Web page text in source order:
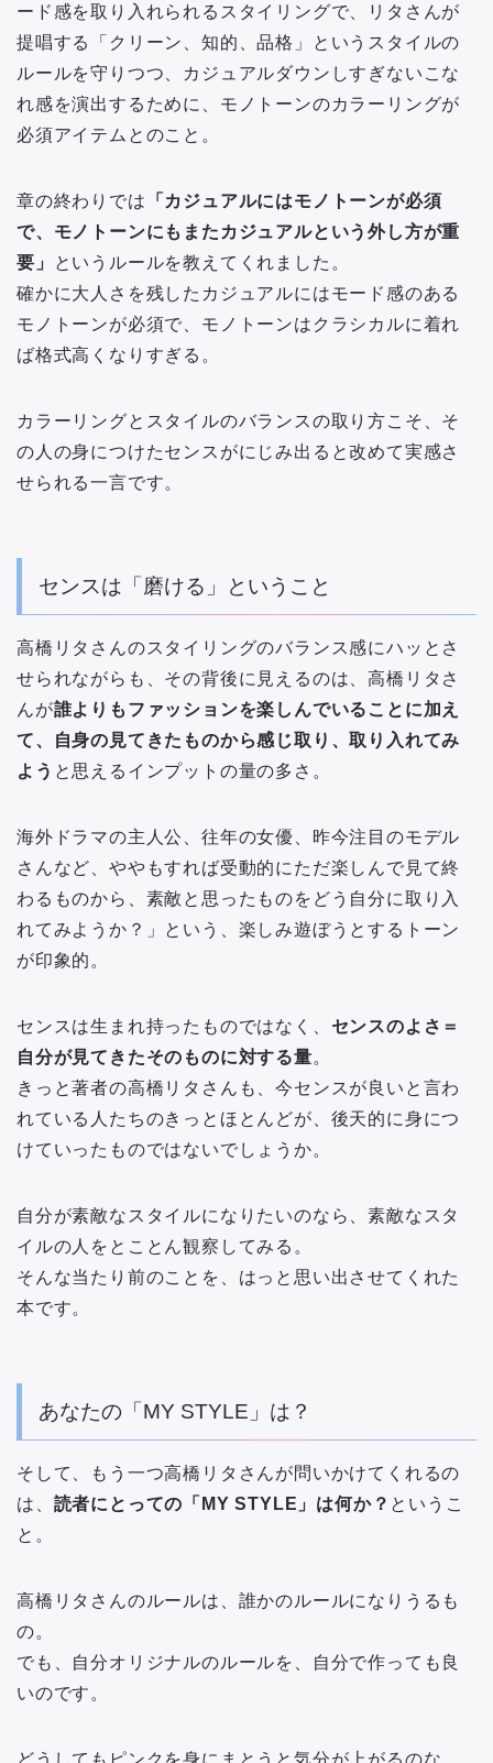
ード感を取り入れられるスタイリングで、リタさんが
提唱する「クリーン、知的、品格」というスタイルの
ルールを守りつつ、カジュアルダウンしすぎないこな
れ感を演出するために、モノトーンのカラーリングが
必須アイテムとのこと。
章の終わりでは 「カジュアルにはモノトーンが必須
で、モノトーンにもまたカジュアルという外し方が重
要」
というルールを教えてくれました。
確かに大人さを残したカジュアルにはモード感のある
モノトーンが必須で、モノトーンはクラシカルに着れ
ば格式高くなりすぎる。
カラーリングとスタイルのバランスの取り方こそ、そ
の人の身につけたセンスがにじみ出ると改めて実感さ
せられる一言です。
センスは「磨ける」ということ
高橋リタさんのスタイリングのバランス感にハッとさ
せられながらも、その背後に見えるのは、高橋リタさ
んが誰よりもファッションを楽しんでいることに加え
て、自身の見てきたものから感じ取り、取り入れてみ
よう と思えるインプットの量の多さ。
海外ドラマの主人公、往年の女優、昨今注目のモデル
さんなど、ややもすれば受動的にただ楽しんで見て終
わるものから、素敵と思ったものをどう自分に取り入
れてみようか？」という、楽しみ遊ぼうとするトーン
が印象的。
センスは生まれ持ったものではなく、 センスのよさ＝
自分が見てきたそのものに対する量。
きっと著者の高橋リタさんも、今センスが良いと言わ
れている人たちのきっとほとんどが、後天的に身につ
けていったものではないでしょうか。
自分が素敵なスタイルになりたいのなら、素敵なスタ
イルの人をとことん観察してみる。
そんな当たり前のことを、はっと思い出させてくれた
本です。
あなたの「MY STYLE」は？
そして、もう一つ高橋リタさんが問いかけてくれるの
は、 読者にとっての「MY STYLE」は何か？ というこ
と。
高橋リタさんのルールは、誰かのルールになりうるも
の。
でも、自分オリジナルのルールを、自分で作っても良
いのです。